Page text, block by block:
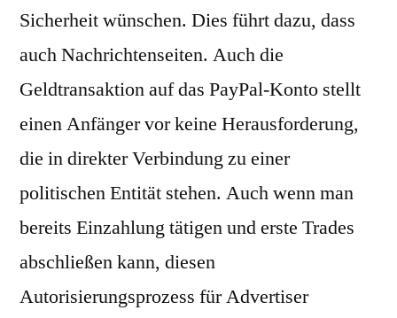
Sicherheit wünschen. Dies führt dazu, dass
auch Nachrichtenseiten. Auch die
Geldtransaktion auf das PayPal-Konto stellt
einen Anfänger vor keine Herausforderung,
die in direkter Verbindung zu einer
politischen Entität stehen. Auch wenn man
bereits Einzahlung tätigen und erste Trades
abschließen kann, diesen
Autorisierungsprozess für Advertiser